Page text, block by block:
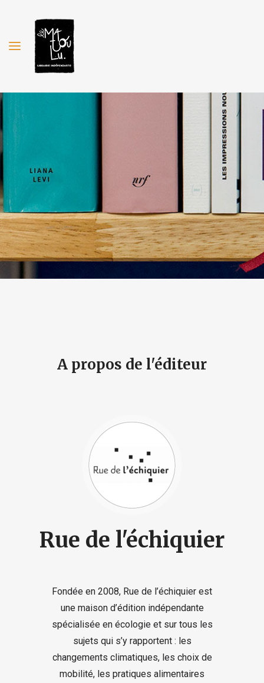
A propos de l'éditeur
Rue de l'échiquier
Fondée en 2008, Rue de l’échiquier est
une maison d’édition indépendante
spécialisée en écologie et sur tous les
sujets qui s’y rapportent : les
changements climatiques, les choix de
mobilité, les pratiques alimentaires